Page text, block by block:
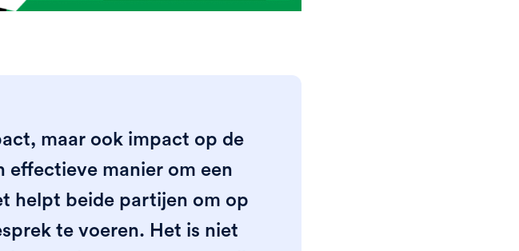
maar ook impact op de
effectieve manier om een
helpt beide partijen om op
te voeren. Het is niet